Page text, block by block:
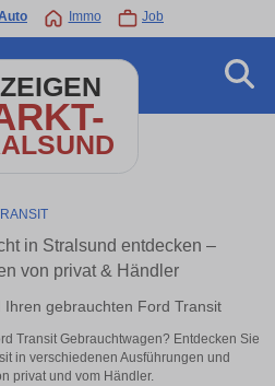
Immo Job
in Stralsund entdecken –
von privat & Händler
Ihren gebrauchten Ford Transit
Transit Gebrauchtwagen? Entdecken Sie
in verschiedenen Ausführungen und
privat und vom Händler.